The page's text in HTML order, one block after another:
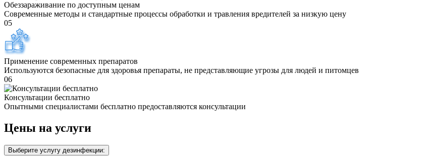
Обеззараживание по доступным ценам
Современные методы и стандартные процессы обработки и травления вредителей за низкую цену
05
Применение современных препаратов
Используются безопасные для здоровья препараты, не представляющие угрозы для людей и питомцев
06
Консультации бесплатно
Опытными специалистами бесплатно предоставляются консультации
Цены на услуги
Выберите услугу дезинфекции: